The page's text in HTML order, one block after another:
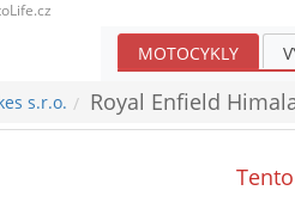
MOTOCYKLY
s.r.o. Royal Enfield